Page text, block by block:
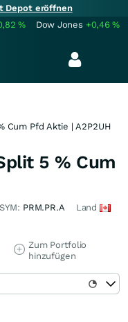
Depot eröffnen
% Dow Jones +0,46%
Cum Pfd Aktie | A2P2UH
5 % Cum
SYM: PRM.PR.A Land
Zum Portfolio
hinzufügen